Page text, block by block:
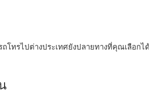
โทรไปต่างประเทศยังปลายทางที่คุณเลือก